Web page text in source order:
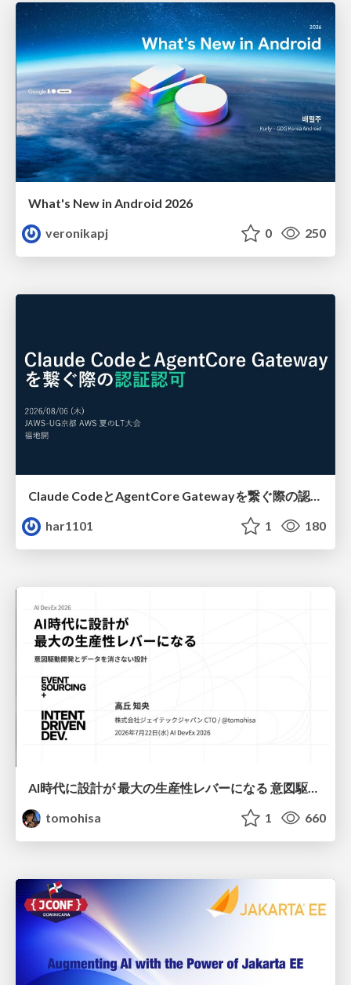
What's New in Android 2026
veronikapj
0 250
har1101
1 180
AI時代に設計が 最大の生産性レバーになる 意図駆動開発とデータを消さない設計｜Don't Delete Your Data or Your Intent — Design as the Deepest Lever in the AI Era
tomohisa
1 660